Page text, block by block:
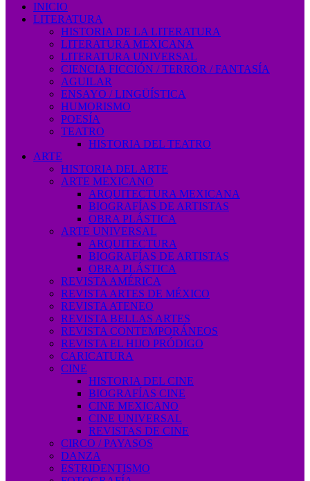
INICIO
LITERATURA
HISTORIA DE LA LITERATURA
LITERATURA MEXICANA
LITERATURA UNIVERSAL
CIENCIA FICCIÓN / TERROR / FANTASÍA
AGUILAR
ENSAYO / LINGÜÍSTICA
HUMORISMO
POESÍA
TEATRO
HISTORIA DEL TEATRO
ARTE
HISTORIA DEL ARTE
ARTE MEXICANO
ARQUITECTURA MEXICANA
BIOGRAFÍAS DE ARTISTAS
OBRA PLÁSTICA
ARTE UNIVERSAL
ARQUITECTURA
BIOGRAFÍAS DE ARTISTAS
OBRA PLÁSTICA
REVISTA AMÉRICA
REVISTA ARTES DE MÉXICO
REVISTA ATENEO
REVISTA BELLAS ARTES
REVISTA CONTEMPORÁNEOS
REVISTA EL HIJO PRÓDIGO
CARICATURA
CINE
HISTORIA DEL CINE
BIOGRAFÍAS CINE
CINE MEXICANO
CINE UNIVERSAL
REVISTAS DE CINE
CIRCO / PAYASOS
DANZA
ESTRIDENTISMO